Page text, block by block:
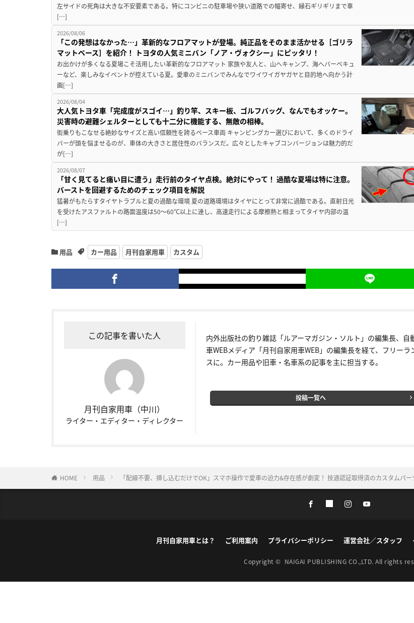
左サイドの死角は大きな不安要素である。特にコンビニの駐車場や狭い道路での幅寄せ、縁石ギリギリまで車
[…]
2026/08/06
「この発想はなかった…」革新的なフロアマットが登場。純正品をそのまま活かせる［ゴリラ
マットベース］を紹介！ トヨタの人気ミニバン「ノア・ヴォクシー」にピッタリ！
お出かけが多くなる夏場こそ活用したい革新的なフロアマット 家族や友人と、山へキャンプ、海へバーベキュ
ーなど、楽しみなイベントが控えている夏。愛車のミニバンでみんなでワイワイガヤガヤと目的地へ向かう計
画[…]
2026/08/04
大人気トヨタ車「完成度がスゴイ…」釣り竿、スキー板、ゴルフバッグ、なんでもオッケー。
災害時の避難シェルターとしても十二分に機能する、無敵の相棒。
街乗りもこなせる絶妙なサイズと高い信頼性を誇るベース車両 キャンピングカー選びにおいて、多くのドライ
バーが頭を悩ませるのが、車体の大きさと居住性のバランスだ。広々としたキャブコンバージョンは魅力的だ
が[…]
2026/08/07
「甘く見てると痛い目に遭う」走行前のタイヤ点検。絶対にやって！ 過酷な夏場は特に注意。
バーストを回避するためのチェック項目を解説
猛暑がもたらすタイヤトラブルと夏の過酷な環境 夏の道路環境はタイヤにとって非常に過酷である。直射日光
を受けたアスファルトの路面温度は50〜60℃以上に達し、高速走行による摩擦熱と相まってタイヤ内部の温
[…]
用品 カー用品 月刊自家用車 カスタム
この記事を書いた人
月刊自家用車（中川）
ライター・エディター・ディレクター
内外出版社の釣り雑誌「ルアーマガジン・ソルト」の編集長、自
車WEBメディア「月刊自家用車WEB」の編集長を経て、フリーラ
スに。カー用品や旧車・名車系の記事を主に担当する。
投稿一覧へ
HOME 用品 「配線不要、挿し込むだけでOK」スマホ操作で愛車の迫力&存在感が劇変！ 技適認証取得済のカスタムパ
月刊自家用車とは？ ご利用案内 プライバシーポリシー 運営会社／スタッフ
Copyright © NAIGAI PUBLISHING CO.,LTD. All rights